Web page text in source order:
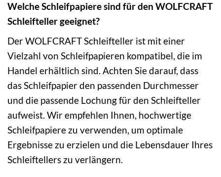
Welche Schleifpapiere sind für den WOLFCRAFT
Schleifteller geeignet?
Der WOLFCRAFT Schleifteller ist mit einer
Vielzahl von Schleifpapieren kompatibel, die im
Handel erhältlich sind. Achten Sie darauf, dass
das Schleifpapier den passenden Durchmesser
und die passende Lochung für den Schleifteller
aufweist. Wir empfehlen Ihnen, hochwertige
Schleifpapiere zu verwenden, um optimale
Ergebnisse zu erzielen und die Lebensdauer Ihres
Schleiftellers zu verlängern.